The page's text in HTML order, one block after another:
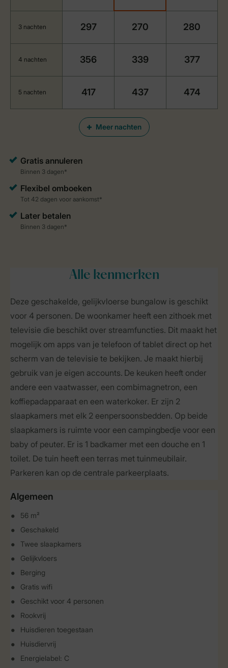
Meer nachten
3 nachten 297 270 280
4 nachten 356 339 377
5 nachten 417 437 474
Alle kenmerken
Deze geschakelde, gelijkvloerse bungalow is geschikt
voor 4 personen. De woonkamer heeft een zithoek met
televisie die beschikt over streamfuncties. Dit maakt het
mogelijk om apps van je telefoon of tablet direct op het
scherm van de televisie te bekijken. Je maakt hierbij
gebruik van je eigen accounts. De keuken heeft onder
andere een vaatwasser, een combimagnetron, een
koffiepadapparaat en een waterkoker. Er zijn 2
slaapkamers met elk 2 eenpersoonsbedden. Op beide
slaapkamers is ruimte voor een campingbedje voor een
baby of peuter. Er is 1 badkamer met een douche en 1
toilet. De tuin heeft een terras met tuinmeubilair.
Parkeren kan op de centrale parkeerplaats.
Algemeen
56 m²
Geschakeld
Twee slaapkamers
Gelijkvloers
Berging
Gratis wifi
Geschikt voor 4 personen
Rookvrij
Huisdieren toegestaan
Huisdiervrij
Energielabel: C